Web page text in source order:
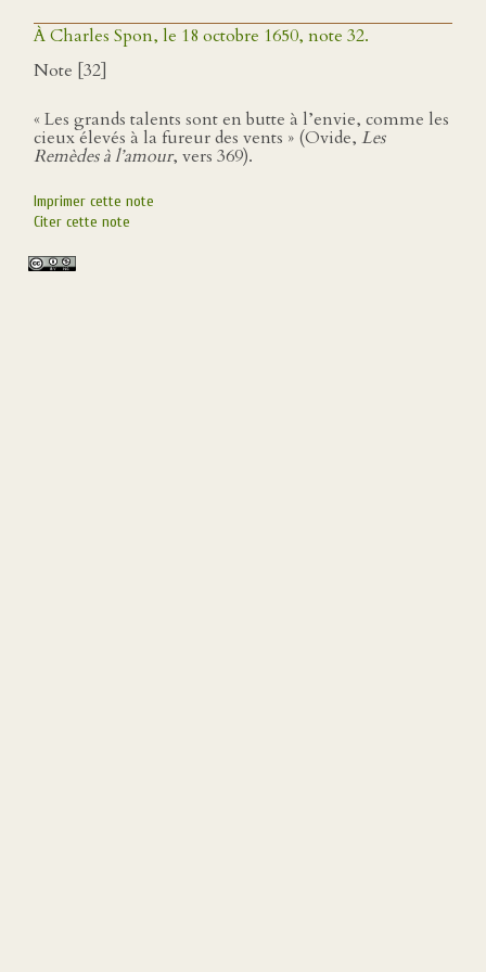
À Charles Spon, le 18 octobre 1650, note 32.
Note [32]
« Les grands talents sont en butte à l’envie, comme les
cieux élevés à la fureur des vents » (Ovide, Les
Remèdes à l’amour, vers 369).
Imprimer cette note
Citer cette note